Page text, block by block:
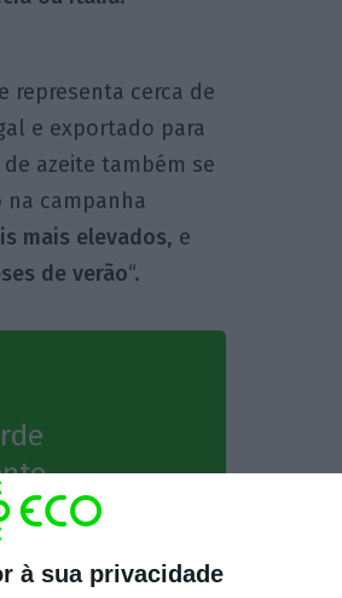
à sua privacidade
representa cerca de
e exportado para
azeite também se
campanha
mais elevados, e
de verão“.